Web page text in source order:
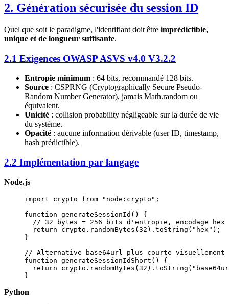
2. Génération sécurisée du session ID
Quel que soit le paradigme, l'identifiant doit être imprédictible,
unique et de longueur suffisante.
2.1 Exigences OWASP ASVS v4.0 V3.2.2
Entropie minimum : 64 bits, recommandé 128 bits.
Source : CSPRNG (Cryptographically Secure Pseudo-
Random Number Generator), jamais Math.random ou
équivalent.
Unicité : collision probability négligeable sur la durée de vie
du système.
Opacité : aucune information dérivable (user ID, timestamp,
hash prédictible).
2.2 Implémentation par langage
Node.js
import crypto from "node:crypto" ;
function generateSessionId () {
// 32 bytes = 256 bits d'entropie, encodage hex
  return
crypto. randomBytes (32 ). toString ( "hex" );
}
// Alternative base64url plus courte visuellement
function generateSessionIdShort () {
  return
crypto. randomBytes (32 ). toString (
}
Python